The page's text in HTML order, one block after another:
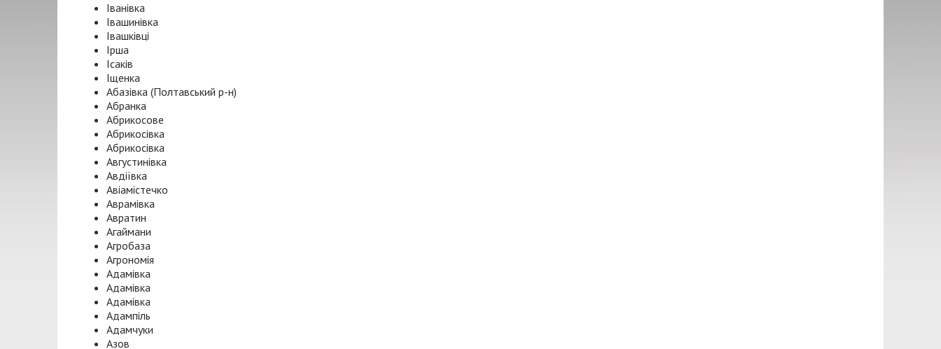
Іванівка
Івашинівка
Івашківці
Ірша
Ісаків
Іщенка
Абазівка (Полтавський р-н)
Абранка
Абрикосове
Абрикосівка
Абрикосівка
Августинівка
Авдіївка
Авіамістечко
Аврамівка
Авратин
Агаймани
Агробаза
Агрономія
Адамівка
Адамівка
Адамівка
Адампіль
Адамчуки
Азов